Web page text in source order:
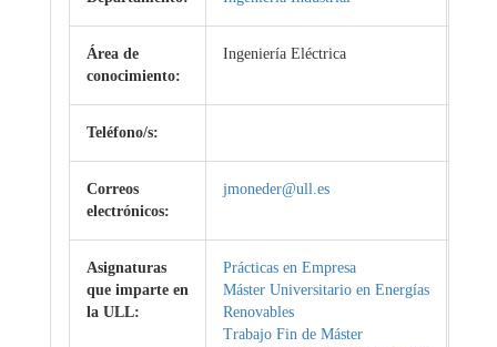
Área de
conocimiento:
Ingeniería Eléctrica
Teléfono/s:
Correos
electrónicos:
jmoneder@ull.es
Asignaturas
que imparte en
la ULL:
Prácticas en Empresa
Máster Universitario en Energías
Renovables
Trabajo Fin de Máster